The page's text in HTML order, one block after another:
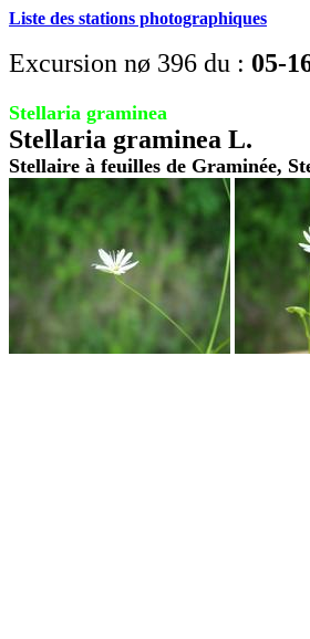
Liste des stations photographiques
Excursion nø 396 du : 05-
Stellaria graminea
Stellaria graminea L.
Stellaire à feuilles de Graminée,